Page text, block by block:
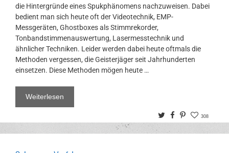
die Hintergründe eines Spukphänomens nachzuweisen. Dabei
bedient man sich heute oft der Videotechnik, EMP-
Messgeräten, Ghostboxes als Stimmrekorder,
Tonbandstimmenauswertung, Lasermesstechnik und
ähnlicher Techniken. Leider werden dabei heute oftmals die
Methoden vergessen, die Geisterjäger seit Jahrhunderten
einsetzen. Diese Methoden mögen heute …
Weiterlesen
TwitterFacebook
Pinterest
308